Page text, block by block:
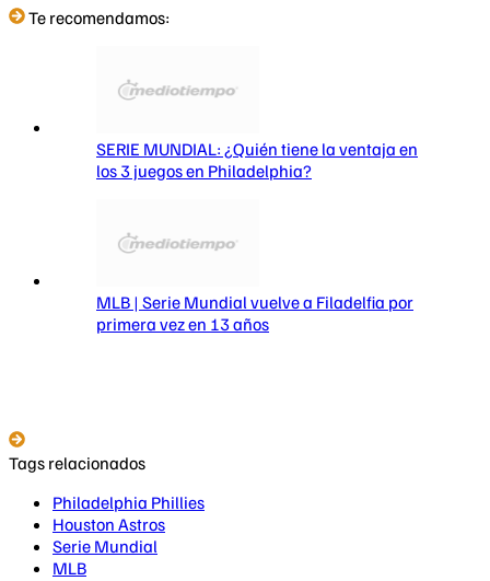
Te recomendamos:
SERIE MUNDIAL: ¿Quién tiene la ventaja en
los 3 juegos en Philadelphia?
MLB | Serie Mundial vuelve a Filadelfia por
primera vez en 13 años
Tags relacionados
Philadelphia Phillies
Houston Astros
Serie Mundial
MLB